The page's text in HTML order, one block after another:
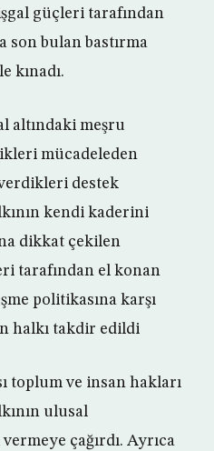
güçleri tarafından
son bulan bastırma
kınadı.
altındaki meşru
mücadeleden
destek
kendi kaderini
dikkat çekilen
tarafından el konan
politikasına karşı
halkı takdir edildi
toplum ve insan hakları
ulusal
çağırdı. Ayrıca